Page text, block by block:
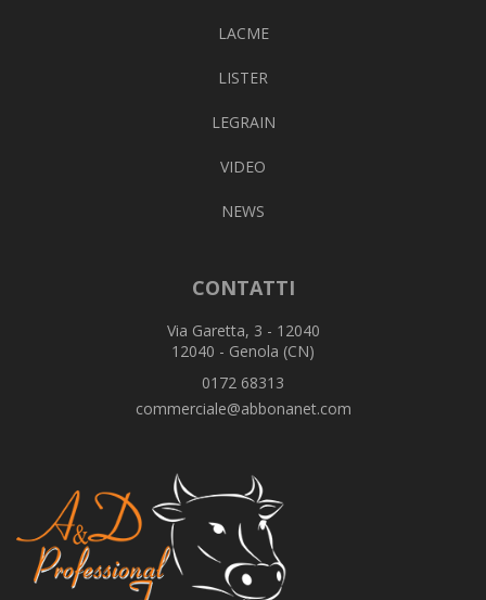
LACME
LISTER
LEGRAIN
VIDEO
NEWS
CONTATTI
Via Garetta, 3 - 12040
12040 - Genola (CN)
0172 68313
commerciale@abbonanet.com